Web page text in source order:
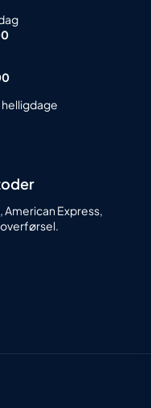
helligdage
American Express,